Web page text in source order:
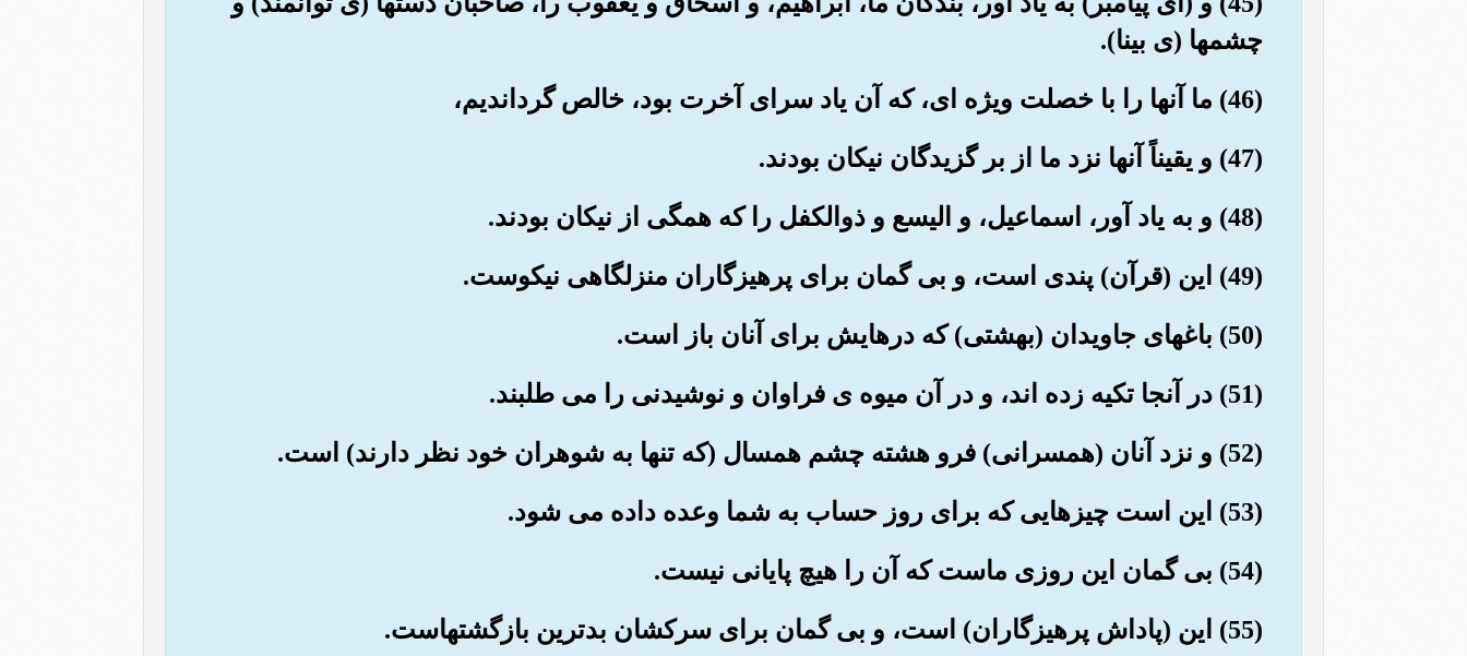
چشمها (ی بینا).
(46) ما آنها را با خصلت ویژه ای، که آن یاد سرای آخرت بود، خالص گرداندیم،
(47) و یقیناً آنها نزد ما از بر گزیدگان نیکان بودند.
(48) و به یاد آور، اسماعیل، و الیسع و ذوالکفل را که همگی از نیکان بودند.
(49) این (قرآن) پندی است، و بی گمان برای پرهیزگاران منزلگاهی نیکوست.
(50) باغهای جاویدان (بهشتی) که درهایش برای آنان باز است.
(51) در آنجا تکیه زده اند، و در آن میوه ی فراوان و نوشیدنی را می طلبند.
(52) و نزد آنان (همسرانی) فرو هشته چشم همسال (که تنها به شوهران خود نظر دارند) است.
(53) این است چیزهایی که برای روز حساب به شما وعده داده می شود.
(54) بی گمان این روزی ماست که آن را هیچ پایانی نیست.
(55) این (پاداش پرهیزگاران) است، و بی گمان برای سرکشان بدترین بازگشتهاست.